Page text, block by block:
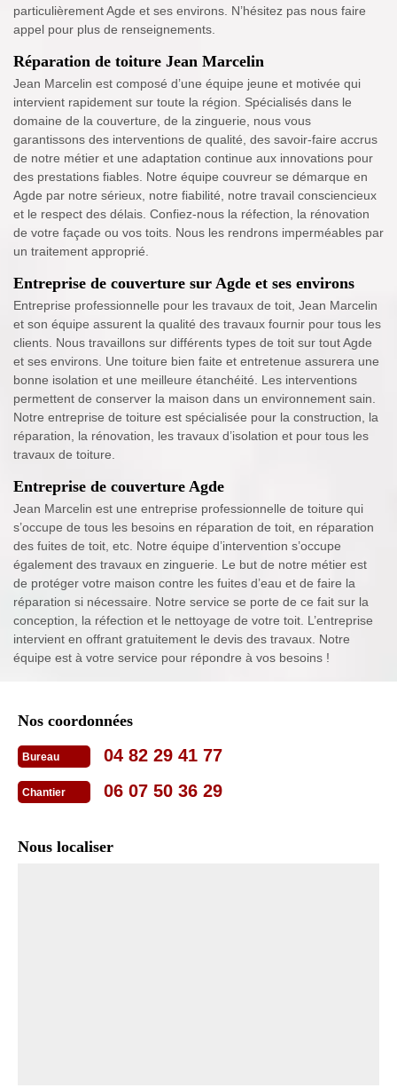
particulièrement Agde et ses environs. N’hésitez pas nous faire
appel pour plus de renseignements.
Réparation de toiture Jean Marcelin
Jean Marcelin est composé d’une équipe jeune et motivée qui
intervient rapidement sur toute la région. Spécialisés dans le
domaine de la couverture, de la zinguerie, nous vous
garantissons des interventions de qualité, des savoir-faire accrus
de notre métier et une adaptation continue aux innovations pour
des prestations fiables. Notre équipe couvreur se démarque en
Agde par notre sérieux, notre fiabilité, notre travail consciencieux
et le respect des délais. Confiez-nous la réfection, la rénovation
de votre façade ou vos toits. Nous les rendrons imperméables par
un traitement approprié.
Entreprise de couverture sur Agde et ses environs
Entreprise professionnelle pour les travaux de toit, Jean Marcelin
et son équipe assurent la qualité des travaux fournir pour tous les
clients. Nous travaillons sur différents types de toit sur tout Agde
et ses environs. Une toiture bien faite et entretenue assurera une
bonne isolation et une meilleure étanchéité. Les interventions
permettent de conserver la maison dans un environnement sain.
Notre entreprise de toiture est spécialisée pour la construction, la
réparation, la rénovation, les travaux d’isolation et pour tous les
travaux de toiture.
Entreprise de couverture Agde
Jean Marcelin est une entreprise professionnelle de toiture qui
s’occupe de tous les besoins en réparation de toit, en réparation
des fuites de toit, etc. Notre équipe d’intervention s’occupe
également des travaux en zinguerie. Le but de notre métier est
de protéger votre maison contre les fuites d’eau et de faire la
réparation si nécessaire. Notre service se porte de ce fait sur la
conception, la réfection et le nettoyage de votre toit. L’entreprise
intervient en offrant gratuitement le devis des travaux. Notre
équipe est à votre service pour répondre à vos besoins !
Nos coordonnées
Bureau 04 82 29 41 77
Chantier 06 07 50 36 29
Nous localiser